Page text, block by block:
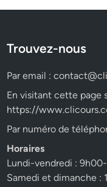
Trouvez-nous
Par email :
En visitant cette page
https://
Par numéro de
Horaires
Lundi-vendredi :
Samedi et dimanche :